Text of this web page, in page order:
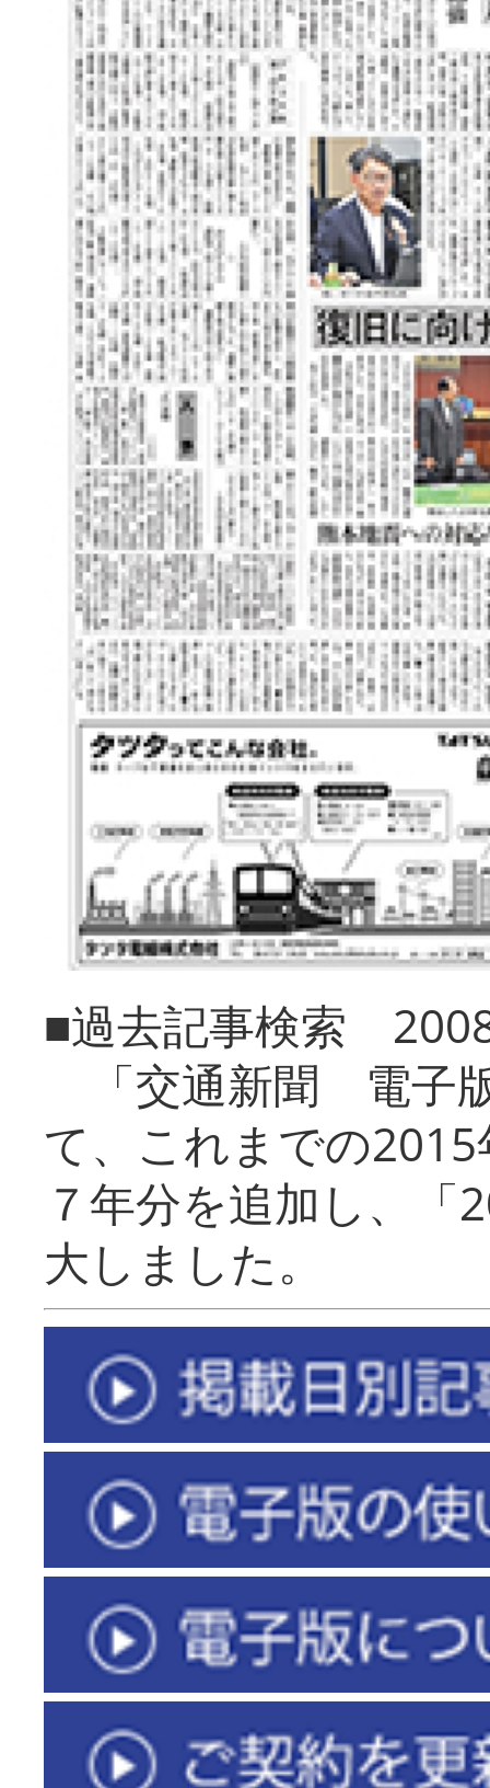
■過去記事検索
「交通新聞 電子
て、これまでの
７年分を追加し、「
大しまし